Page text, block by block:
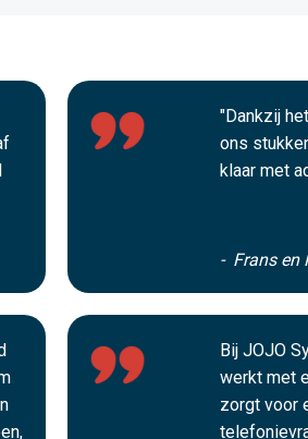
"Dankzij
ons
klaar met
- Frans en
Bij JOJO
werkt met
zorgt voor